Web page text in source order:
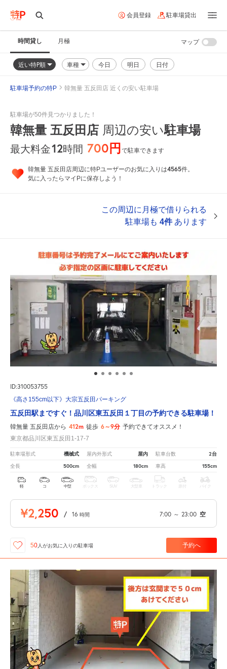
会員登録 駐車場貸出
時間貸し 月極
近い特P順 車種 今日 明日 日付
マップ
駐車場予約の特P 韓無量 五反田店 近くの安い駐車場
駐車場が50件見つかりました！
韓無量 五反田店 周辺の安い駐車場
最大料金12時間 700円で駐車できます
韓無量 五反田店周辺に特Pユーザーのお気に入りは4565件。
気に入ったらマイPに保存しよう！
この周辺に月極で借りられる
駐車場も 4件あります
ID:310053755
《高さ155cm以下》大宗五反田パーキング
五反田駅まですぐ！品川区東五反田１丁目の予約できる駐車場！
韓無量 五反田店から 412m 徒歩 6～9分 予約できてオススメ！
東京都品川区東五反田1-17-7
駐車場形式 機械式 屋内外形式 屋内 駐車台数 2台
全長 500cm 全幅 180cm 車高 155cm
軽 コ 中型 ボックス SUV 大型車 トラック 原付 バイク
¥2,250 / 16 時間 7:00 ～ 23:00 空
50 人がお気に入りの駐車場 予約へ